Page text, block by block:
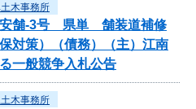
木事務所
安舗-3号 県単 舗装道補修
対策）（債務）（主）江南
一般競争入札公告
木事務所